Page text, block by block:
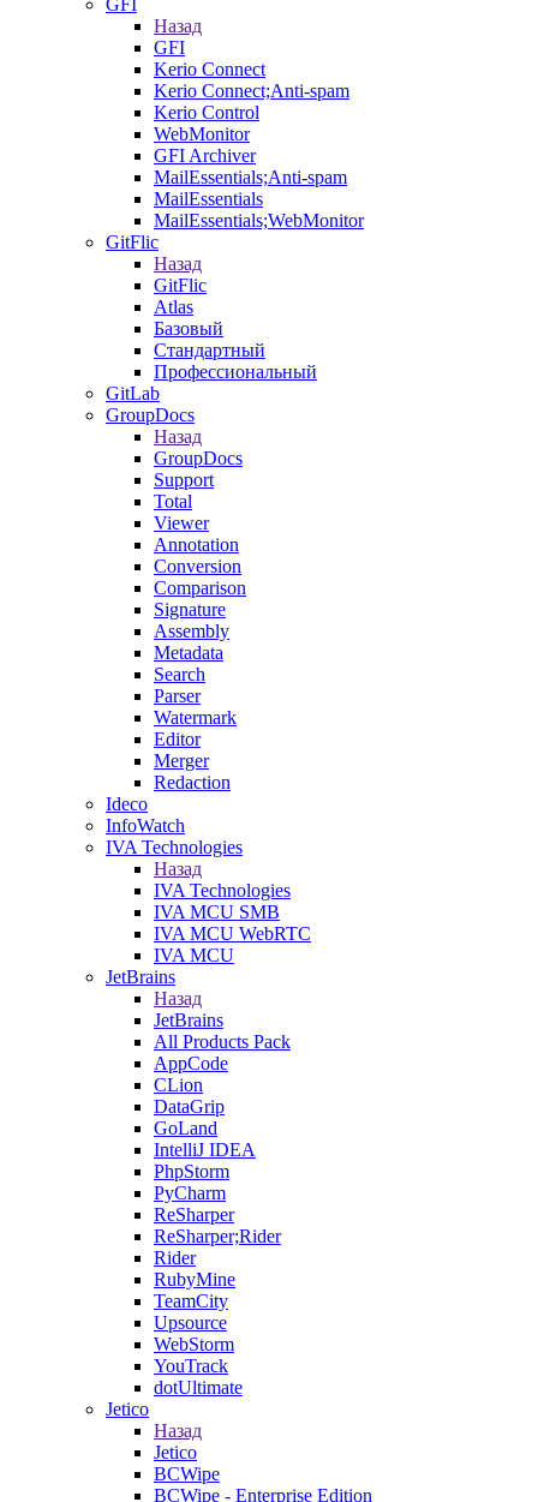
GFI
Назад
GFI
Kerio Connect
Kerio Connect;Anti-spam
Kerio Control
WebMonitor
GFI Archiver
MailEssentials;Anti-spam
MailEssentials
MailEssentials;WebMonitor
GitFlic
Назад
GitFlic
Atlas
Базовый
Стандартный
Профессиональный
GitLab
GroupDocs
Назад
GroupDocs
Support
Total
Viewer
Annotation
Conversion
Comparison
Signature
Assembly
Metadata
Search
Parser
Watermark
Editor
Merger
Redaction
Ideco
InfoWatch
IVA Technologies
Назад
IVA Technologies
IVA MCU SMB
IVA MCU WebRTC
IVA MCU
JetBrains
Назад
JetBrains
All Products Pack
AppCode
CLion
DataGrip
GoLand
IntelliJ IDEA
PhpStorm
PyCharm
ReSharper
ReSharper;Rider
Rider
RubyMine
TeamCity
Upsource
WebStorm
YouTrack
dotUltimate
Jetico
Назад
Jetico
BCWipe
BCWipe - Enterprise Edition